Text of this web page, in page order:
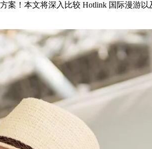
！本文将深入比较 Hotlink 国际漫游以